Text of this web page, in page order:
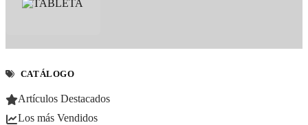
CATÁLOGO
Artículos Destacados
Los más Vendidos